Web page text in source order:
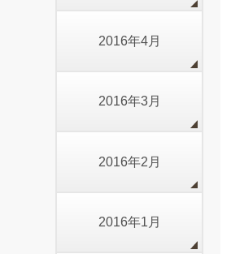
2016年4月
2016年3月
2016年2月
2016年1月